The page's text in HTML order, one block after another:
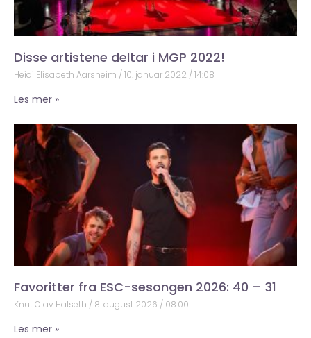
Disse artistene deltar i MGP 2022!
Heidi Elisabeth Aarsheim 10. januar 2022 14:08
Les mer »
Favoritter fra ESC-sesongen 2026: 40 – 31
Knut Olav Halseth 8. august 2026 08:00
Les mer »